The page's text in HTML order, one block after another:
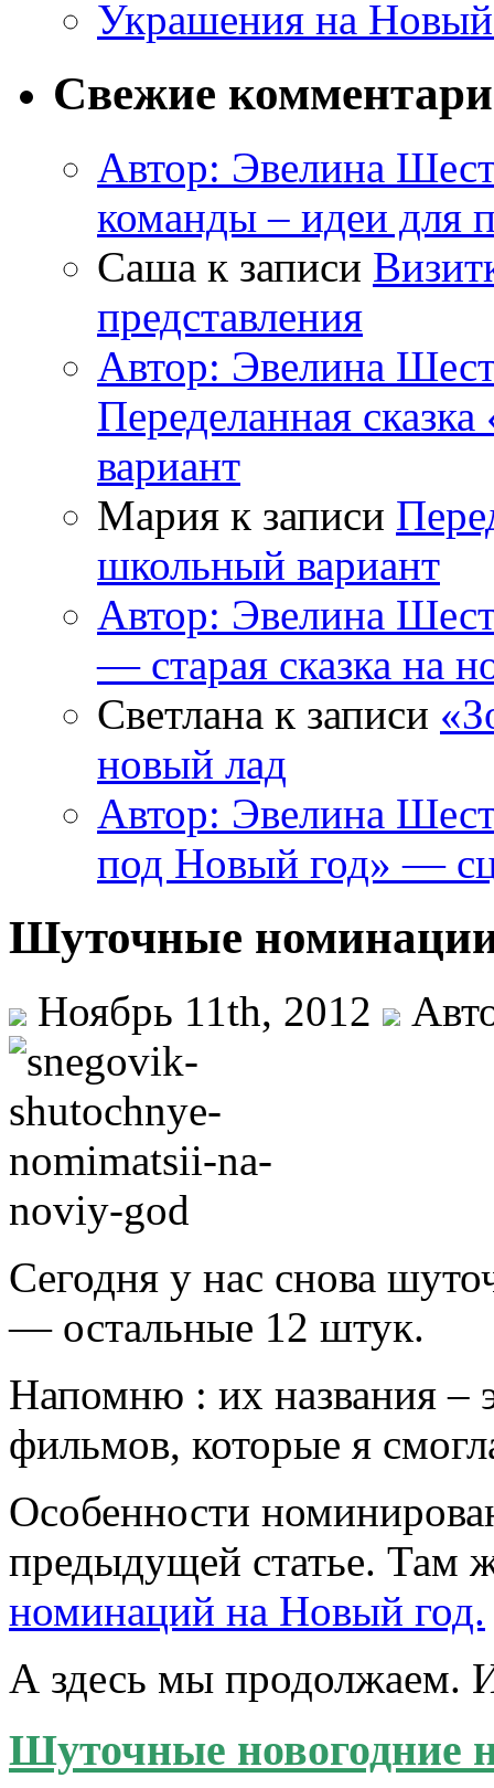
Украшения на
Свежие
Автор: Эвелина
команды – идеи для
Саша к записи
представления
Автор: Эвелина
Переделанная
вариант
Мария к записи
школьный вариант
Автор: Эвелина
— старая сказка на
Светлана к записи
новый лад
Автор: Эвелина
под Новый год» —
Шуточные
Ноябрь 11th, 2012
Сегодня у нас снова
— остальные 12 штук.
Напомню : их названия –
фильмов, которые я
Особенности
предыдущей статье. Там
номинаций на Новый год.
А здесь мы продолжаем.
Шуточные новогодние